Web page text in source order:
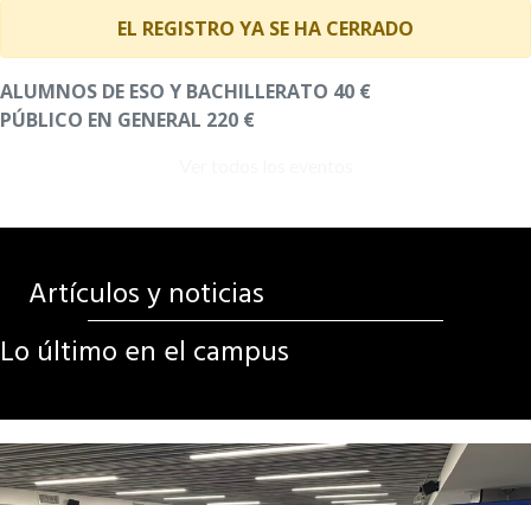
EL REGISTRO YA SE HA CERRADO
ALUMNOS DE ESO Y BACHILLERATO 40 €
PÚBLICO EN GENERAL 220 €
Artículos y noticias
Lo último en el campus